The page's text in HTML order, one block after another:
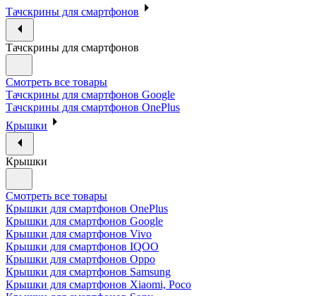
Тачскрины для смартфонов
Тачскрины для смартфонов
Смотреть все товары
Тачскрины для смартфонов Google
Тачскрины для смартфонов OnePlus
Крышки
Крышки
Смотреть все товары
Крышки для смартфонов OnePlus
Крышки для смартфонов Google
Крышки для смартфонов Vivo
Крышки для смартфонов IQOO
Крышки для смартфонов Oppo
Крышки для смартфонов Samsung
Крышки для смартфонов Xiaomi, Poco